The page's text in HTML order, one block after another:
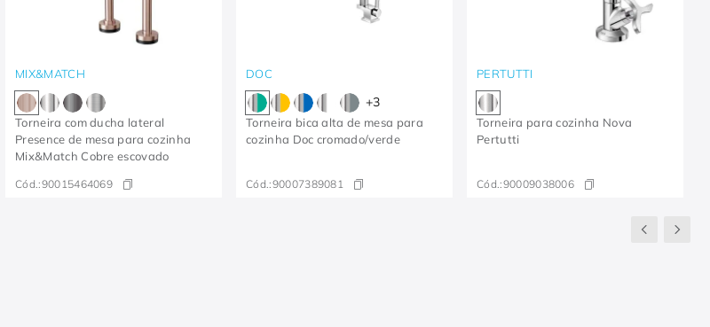
MIX&MATCH
Torneira com ducha lateral
Presence de mesa para cozinha
Mix&Match Cobre escovado
Cód.:90015464069
DOC
+3
Torneira bica alta de mesa para
cozinha Doc cromado/verde
Cód.:90007389081
PERTUTTI
Torneira para cozinha Nova
Pertutti
Cód.:90009038006